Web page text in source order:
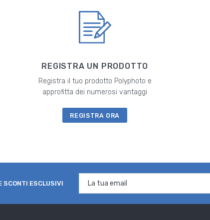
REGISTRA UN PRODOTTO
Registra il tuo prodotto Polyphoto e
approfitta dei numerosi vantaggi
REGISTRA ORA
SCONTI ESCLUSIVI